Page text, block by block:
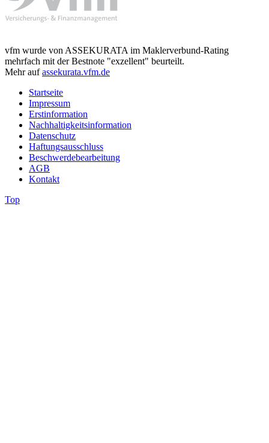
vfm wurde von ASSEKURATA im Maklerverbund-Rating
mehrfach mit der Bestnote "exzellent" beurteilt.
Mehr aufassekurata.vfm.de
Startseite
Impressum
Erstinformation
Nachhaltigkeitsinformation
Datenschutz
Haftungsausschluss
Beschwerdebearbeitung
AGB
Kontakt
Top